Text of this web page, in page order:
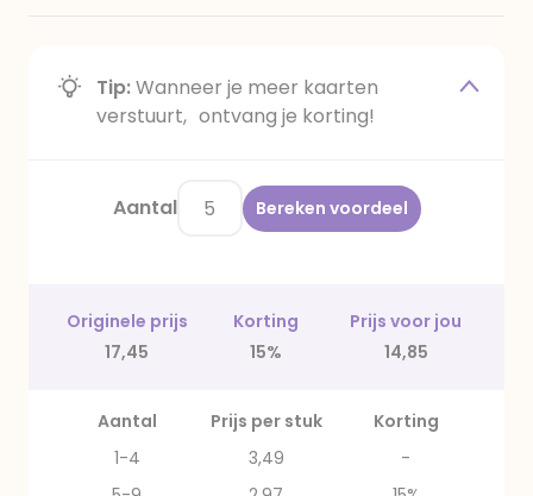
Tip:Wanneer je meer kaarten
verstuurt, ontvang je korting!
Aantal Bereken voordeel
Originele prijs Korting
Prijs voor jou
17,45
15% 14,85
Aantal Prijs per stuk
Korting
1-4
3,49
-